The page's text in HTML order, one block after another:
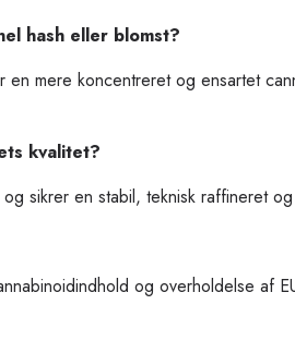
hash eller blomst?
mere koncentreret og ensartet
kvalitet?
sikrer en stabil, teknisk raffineret
og overholdelse af